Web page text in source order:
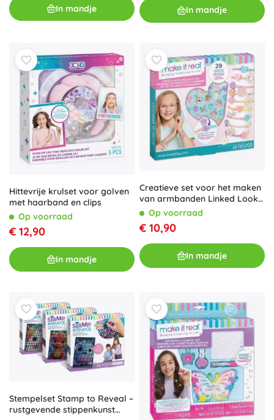
In mandje In mandje
Hittevrije krulset voor golven
met haarband en clips
Op voorraad
€ 12,90
In mandje
Creatieve set voor het maken
van armbanden Linked Looks
MAKE IT REAL
Op voorraad
€ 10,90
In mandje
Stempelset Stamp to Reveal –
rustgevende stippenkunst